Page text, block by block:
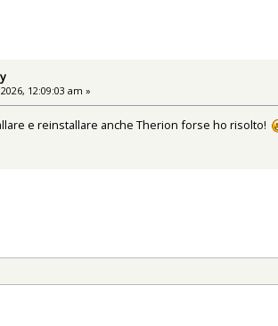
12:09:03 am »
e reinstallare anche Therion forse ho risolto!